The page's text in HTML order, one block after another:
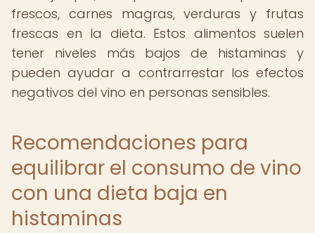
frescos, carnes magras, verduras y frutas
frescas en la dieta. Estos alimentos suelen
tener niveles más bajos de histaminas y
pueden ayudar a contrarrestar los efectos
negativos del vino en personas sensibles.
Recomendaciones para
equilibrar el consumo de vino
con una dieta baja en
histaminas